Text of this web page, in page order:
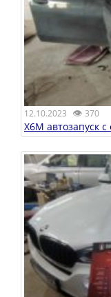
12.10.2023 👁 370
X6M автозапуск